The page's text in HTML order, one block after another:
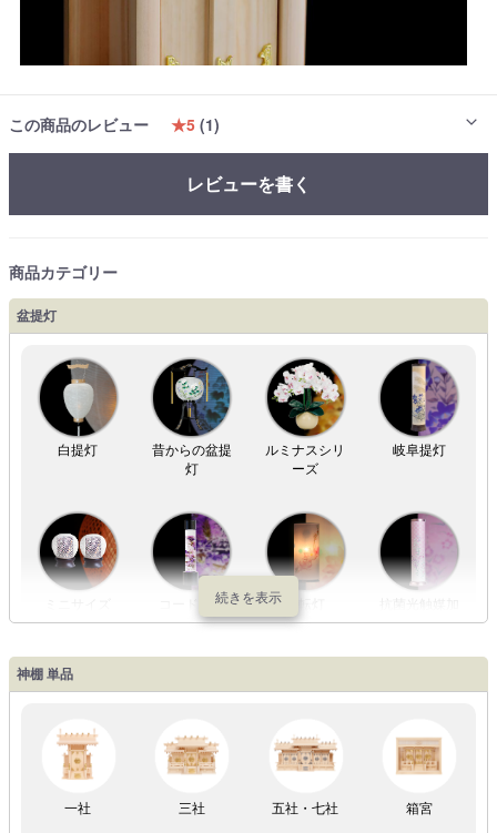
この商品のレビュー ★5 (1)
レビューを書く
商品カテゴリー
盆提灯
白提灯
昔からの盆提
灯
ルミナスシリ
ーズ
岐阜提灯
コードレス
工
LED灯 七色LED灯 和紙・絹製 木・竹製
神棚 単品
一社 三社 五社・七社 箱宮